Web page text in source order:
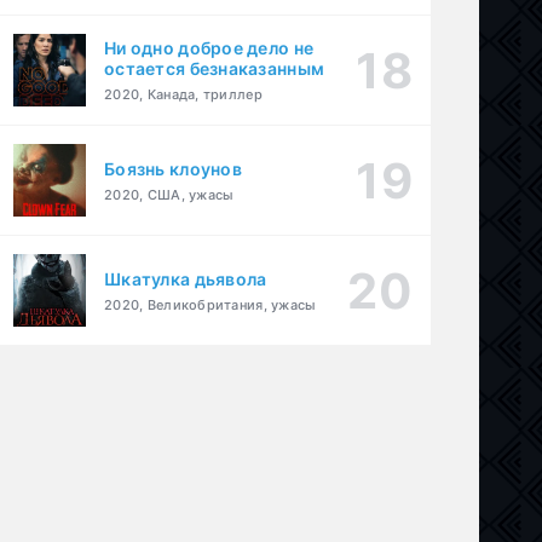
США, военный ,драма ,история
Ни одно доброе дело не
остается безнаказанным
2020, Канада, триллер
Боязнь клоунов
2020, США, ужасы
Шкатулка дьявола
2020, Великобритания, ужасы